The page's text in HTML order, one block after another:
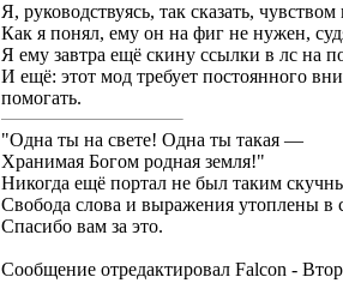
Я, руководствуясь, так сказать,
Как я понял, ему он на фиг не нужен,
Я ему завтра ещё скину ссылки в лс на
И ещё: этот мод требует постоянного
помогать.
"Одна ты на свете! Одна ты такая —
Хранимая Богом родная земля!"
Никогда ещё портал не был таким
Свобода слова и выражения утоплены в
Спасибо вам за это.
Сообщение отредактировал Falcon -